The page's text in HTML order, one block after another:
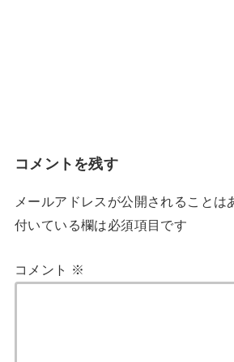
コメントを残す
メールアドレスが公開されることは
付いている欄は必須項目です
コメント ※